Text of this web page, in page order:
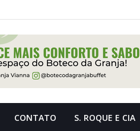
CONTATO S. ROQUE E CIA